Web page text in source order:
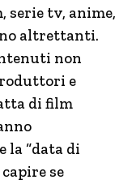
tv, anime,
altrettanti.
non
e
di film
la “data di
se